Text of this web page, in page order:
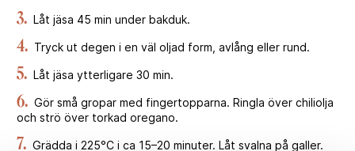
3. Låt jäsa 45 min under bakduk.
4. Tryck ut degen i en väl oljad form, avlång eller rund.
5. Låt jäsa ytterligare 30 min.
6. Gör små gropar med fingertopparna. Ringla över chiliolja
och strö över torkad oregano.
7. Grädda i 225°C i ca 15–20 minuter. Låt svalna på galler.